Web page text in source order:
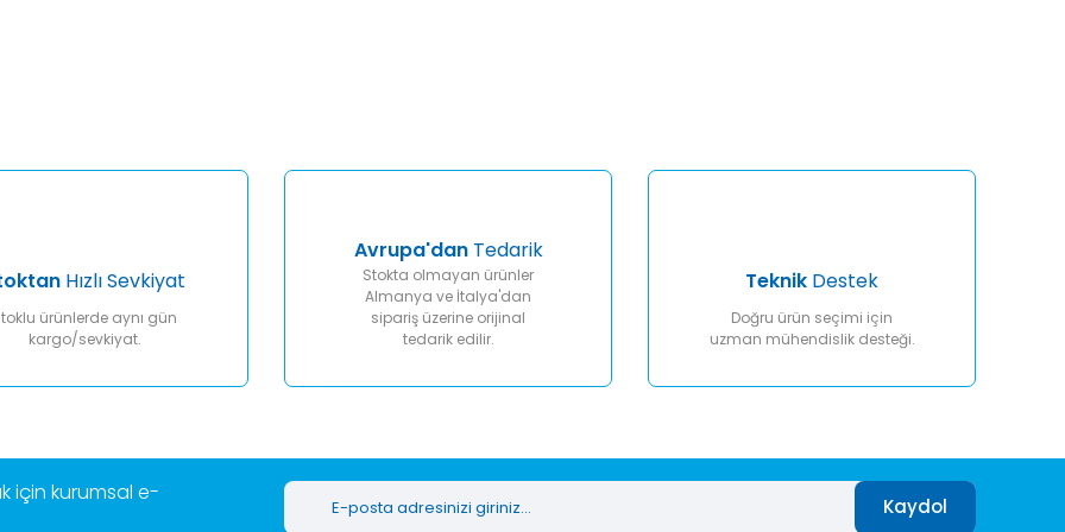
Gönder
Hızlı Sevkiyat
ürünlerde aynı gün
kargo/sevkiyat.
Avrupa'danTedarik
Stokta olmayan ürünler
Almanya ve İtalya'dan
sipariş üzerine orijinal
tedarik edilir.
Teknik Destek
Doğru ürün seçimi için
uzman mühendislik desteği.
için kurumsal e-
Kaydol